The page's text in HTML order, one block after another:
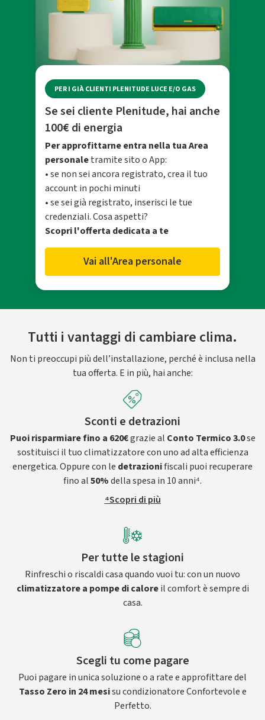
PER I GIÀ CLIENTI PLENITUDE LUCE E/O GAS
Se sei cliente Plenitude, hai anche
100€ di energia
Per approfittarne entra nella tua Area
personaletramite sito o App:
• se non sei ancora registrato, crea il tuo
account in pochi minuti
• se sei già registrato, inserisci le tue
credenziali. Cosa aspetti?
Scopri l'offerta dedicata a te
Vai all'Area personale
Tutti i vantaggi di cambiare clima.
Non ti preoccupi più dell’installazione, perché è inclusa nella
tua offerta. E in più, hai anche:
Sconti e detrazioni
Puoi risparmiare fino a 620€grazie al Conto Termico 3.0se
sostituisci il tuo climatizzatore con uno ad alta efficienza
energetica. Oppure con le detrazionifiscali puoi recuperare
fino al50%della spesa in 10 anni⁴.
⁴Scopri di più
Per tutte le stagioni
Rinfreschi o riscaldi casa quando vuoi tu: con un nuovo
climatizzatore a pompe di caloreil comfort è sempre di
casa.
Scegli tu come pagare
Puoi pagare in unica soluzione o a rate e approfittare del
Tasso Zero in 24 mesisu condizionatore Confortevole e
Perfetto.